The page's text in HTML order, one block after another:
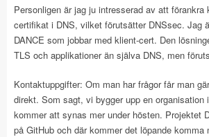
Personligen är jag ju intresserad av att förankra
certifikat i DNS, vilket förutsätter DNSsec. Jag
DANCE som jobbar med klient-cert. Den
TLS och applikationer än själva DNS, men
Kontaktuppgifter: Om man har frågor får man
direkt. Som sagt, vi bygger upp en
kommer att synas mer under hösten. Projektet
på GitHub och där kommer det löpande komma